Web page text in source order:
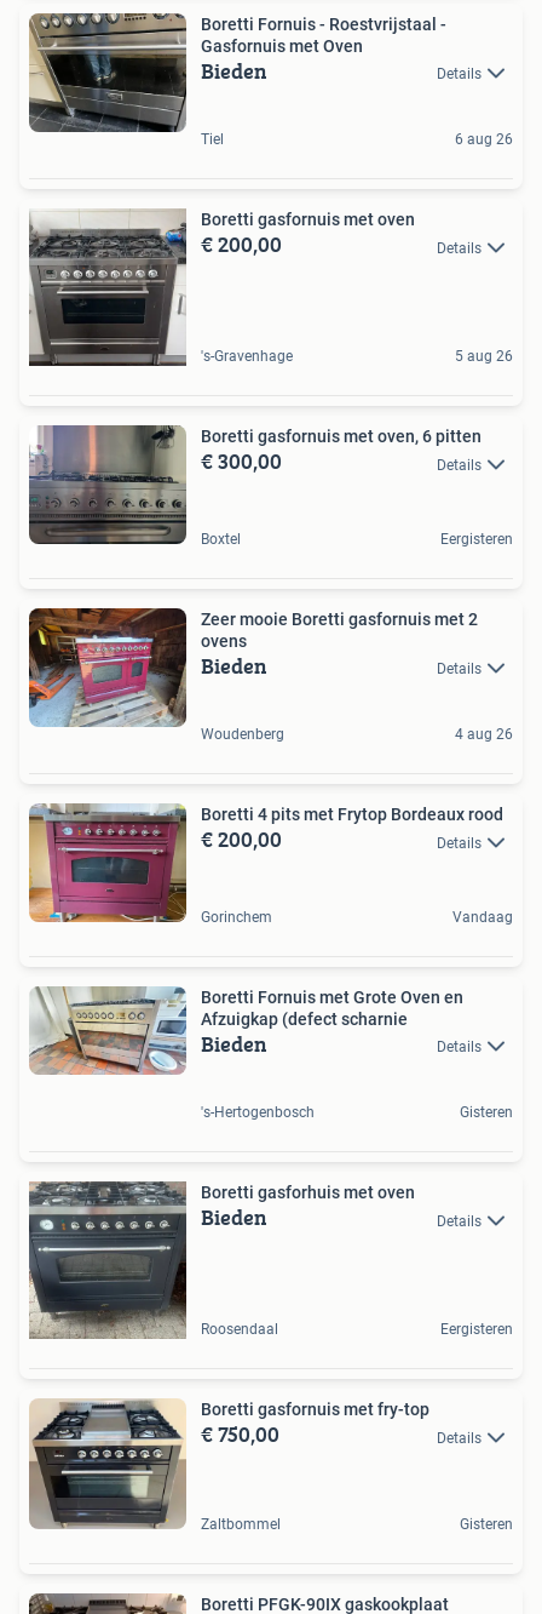
Boretti Fornuis - Roestvrijstaal -
Gasfornuis met Oven
Bieden Details
Tiel 6 aug 26
Boretti gasfornuis met oven
€ 200,00 Details
's-Gravenhage 5 aug 26
Boretti gasfornuis met oven, 6 pitten
€ 300,00 Details
Boxtel Eergisteren
Zeer mooie Boretti gasfornuis met 2
ovens
Bieden Details
Woudenberg 4 aug 26
Boretti 4 pits met Frytop Bordeaux rood
€ 200,00 Details
Gorinchem Vandaag
Boretti Fornuis met Grote Oven en
Afzuigkap (defect scharnie
Bieden Details
's-Hertogenbosch Gisteren
Boretti gasforhuis met oven
Bieden Details
Roosendaal Eergisteren
Boretti gasfornuis met fry-top
€ 750,00 Details
Zaltbommel Gisteren
Boretti PFGK-90IX gaskookplaat